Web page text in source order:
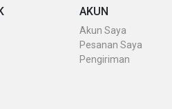
AKUN
Akun Saya
Pesanan Saya
Pengiriman